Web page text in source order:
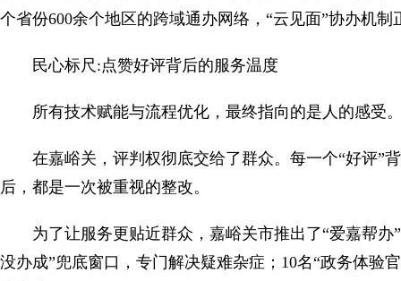
个省份600余个地区的跨域通办网络，“云见面”协办机
民心标尺:点赞好评背后的服务温度
所有技术赋能与流程优化，最终指向的是人的感受
在嘉峪关，评判权彻底交给了群众。每一个“好评”
后，都是一次被重视的整改。
为了让服务更贴近群众，嘉峪关市推出了“爱嘉帮
没办成”兜底窗口，专门解决疑难杂症；10名“政务体验